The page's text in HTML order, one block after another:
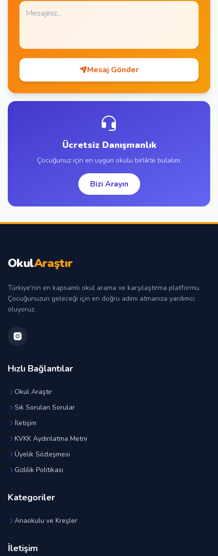
Mesaj Gönder
Ücretsiz Danışmanlık
Çocuğunuz için en uygun okulu birlikte bulalım.
Bizi Arayın
OkulAraştır
Türkiye'nin en kapsamlı okul arama ve karşılaştırma platformu.
Çocuğunuzun geleceği için en doğru adımı atmanıza yardımcı
oluyoruz.
Hızlı Bağlantılar
Okul Araştır
Sık Sorulan Sorular
İletişim
KVKK Aydınlatma Metni
Üyelik Sözleşmesi
Gizlilik Politikası
Kategoriler
Anaokulu ve Kreşler
İletişim